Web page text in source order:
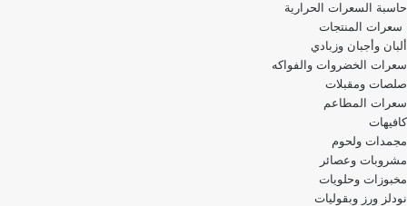
التنقل
حاسبة السعرات الحرارية
سعرات المنتجات
ألبان وأجبان وزبادي
سعرات الخضروات والفواكه
صلصات ومقبلات
سعرات المطاعم
كافيهات
مجمدات ولحوم
مشروبات وعصائر
مخبوزات وحلويات
نودلز ورز وبقوليات